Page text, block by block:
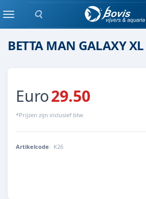
Zoeken
MenuEenlingen / Paren vis
BETTA MAN GALAXY XL
Euro29.50
*Prijzen zijn inclusief btw
Artikelcode: K26